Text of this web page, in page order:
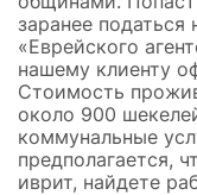
заранее
«Еврейского
нашему клиенту
Стоимость
около 900
коммунальные
предполагается,
иврит, найдете